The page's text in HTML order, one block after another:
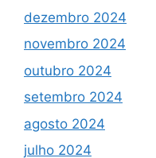
dezembro 2024
novembro 2024
outubro 2024
setembro 2024
agosto 2024
julho 2024